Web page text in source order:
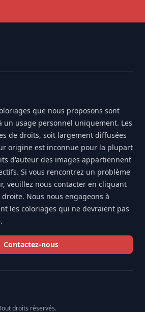
que nous proposons sont
un usage personnel uniquement. Les
de droits, soit largement diffusées
origine est inconnue pour la plupart
d'auteur des images appartiennent
Si vous rencontrez un problème
veuillez nous contacter en cliquant
Nous nous engageons à
les coloriages qui ne devraient pas
Contactez-nous
droits réservés.